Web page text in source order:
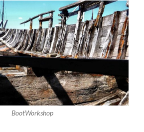
BootWorkshop